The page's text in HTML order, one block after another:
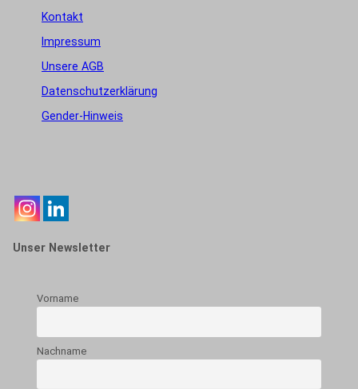
Kontakt
Impressum
Unsere AGB
Datenschutzerklärung
Gender-Hinweis
Unser Newsletter
Vorname
Nachname